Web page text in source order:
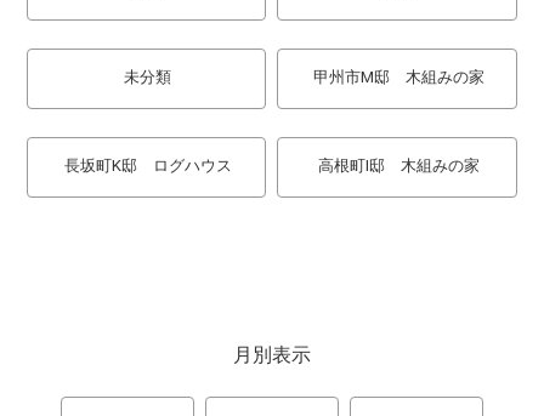
未分類 甲州市M邸 木組みの家
長坂町K邸 ログハウス 高根町I邸 木組みの家
月別表示